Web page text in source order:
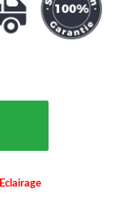
Eclairage